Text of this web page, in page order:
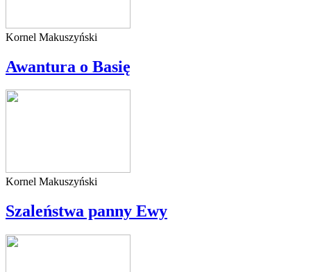
Kornel Makuszyński
Awantura o Basię
Kornel Makuszyński
Szaleństwa panny Ewy